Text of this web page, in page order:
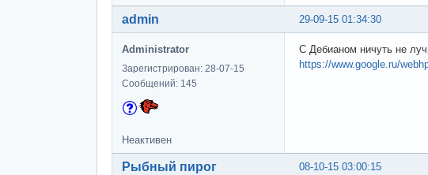
29-09-15 01:34:30
admin
Administrator
Зарегистрирован: 28-07-15
Сообщений: 145
С Дебианом ничуть не
https://www.google.ru/
Неактивен
08-10-15 03:00:15
Рыбный пирог